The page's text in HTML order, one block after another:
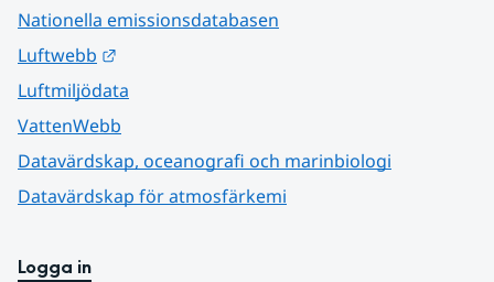
Nationella emissionsdatabasen
Luftwebb
Luftmiljödata
VattenWebb
Datavärdskap, oceanografi och marinbiologi
Datavärdskap för atmosfärkemi
Logga in